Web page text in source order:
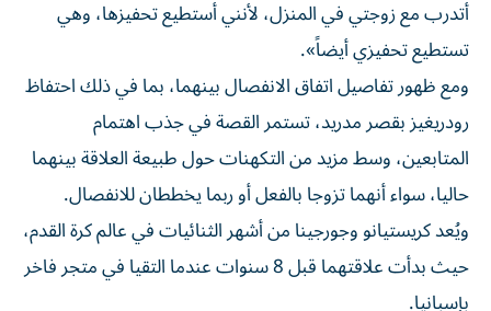
أتدرب مع زوجتي في المنزل، لأنني أستطيع تحفيزها، وهي
تستطيع تحفيزي أيضاً».
ومع ظهور تفاصيل اتفاق الانفصال بينهما، بما في ذلك احتفاظ
رودريغيز بقصر مدريد، تستمر القصة في جذب اهتمام
المتابعين، وسط مزيد من التكهنات حول طبيعة العلاقة بينهما
حاليا، سواء أنهما تزوجا بالفعل أو ربما يخططان للانفصال.
ويُعد كريستيانو وجورجينا من أشهر الثنائيات في عالم كرة القدم،
حيث بدأت علاقتهما قبل 8 سنوات عندما التقيا في متجر فاخر